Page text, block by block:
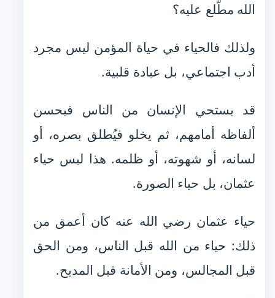
الله مطّلع عليه؟
ولذلك فالحياء في حياة المؤمن ليس مجرد
أدب اجتماعي، بل عبادة قلبية.
قد يستحي الإنسان من الناس فيحسن
ألفاظه أمامهم، ثم يخلو فيُطلق بصره، أو
لسانه، أو شهوته، أو ظلمه. هذا ليس حياء
عثمان، بل حياء الصورة.
حياء عثمان رضي الله عنه كان أعمق من
ذلك: حياء من الله قبل الناس، ومن الحق
قبل المجالس، ومن الأمانة قبل المديح.